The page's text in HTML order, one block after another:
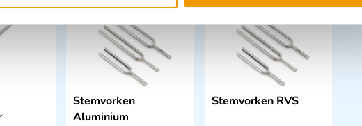
Stemvorken
Aluminium
Stemvorken RVS